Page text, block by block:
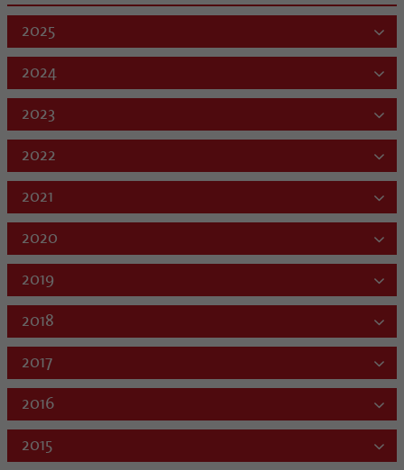
2025
2024
2023
2022
2021
2020
2019
2018
2017
2016
2015